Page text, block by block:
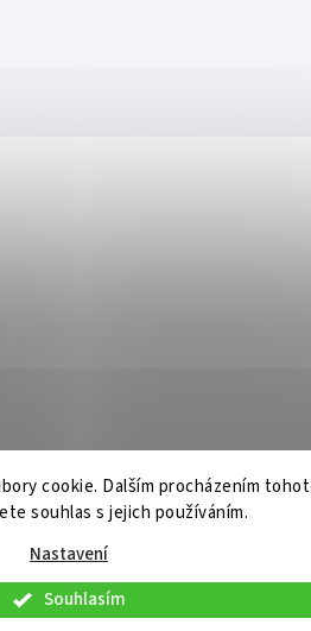
cookie. Dalším procházením
souhlas s jejich používáním.
Nastavení
Souhlasím
konzultace a telefonická podpora dostupné
připravených objednávek bude možný